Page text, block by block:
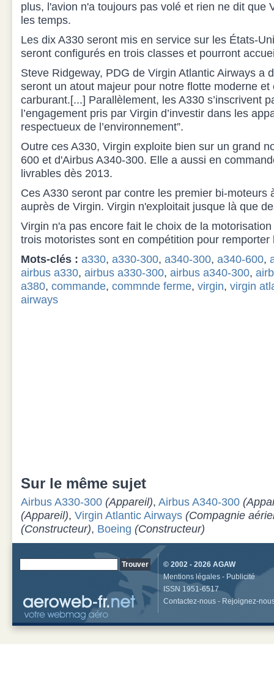
plus, l'avion n'a toujours pas volé et rien ne dit que
les temps.
Les dix A330 seront mis en service sur les États-
seront configurés en trois classes et pourront
Steve Ridgeway, PDG de Virgin Atlantic Airways a
seront un atout majeur pour notre flotte moderne et
carburant.[...] Parallèlement, les A330 s’inscrivent
l’engagement pris par Virgin d’investir dans les
respectueux de l’environnement”.
Outre ces A330, Virgin exploite bien sur un grand
600 et d'Airbus A340-300. Elle a aussi en
livrables dès 2013.
Ces A330 seront par contre les premier bi-moteurs
auprès de Virgin. Virgin n'exploitait jusque là que
Virgin n'a pas encore fait le choix de la
trois motoristes sont en compétition pour remporter
Mots-clés : a330, a330-300, a340-300, a340-600,
airbus a330, airbus a330-300, airbus a340-300,
a380, commande, commnde ferme, virgin, virgin
airways
Sur le même sujet
Airbus A330-300 (Appareil), Airbus A340-300
(Appareil), Virgin Atlantic Airways (Compagnie
(Constructeur), Boeing (Constructeur)
© 2002 - 2026 AGAW
Mentions légales - Publicité
ISSN 1951-6517
Contactez-nous - Rejoignez-